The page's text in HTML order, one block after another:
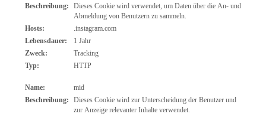
Beschreibung:
Dieses Cookie wird verwendet, um Daten über die An- und
Abmeldung von Benutzern zu sammeln.
Hosts:
.instagram.com
Lebensdauer:
1 Jahr
Zweck:
Tracking
Typ:
HTTP
Name:
mid
Beschreibung:
Dieses Cookie wird zur Unterscheidung der Benutzer und
zur Anzeige relevanter Inhalte verwendet.